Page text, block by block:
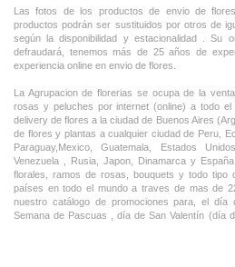
Las fotos de los productos de envio de
productos podrán ser sustituidos por otros de
según la disponibilidad y estacionalidad . Su
defraudará, tenemos más de 25 años de
experiencia online en envio de flores.
La Agrupacion de florerias se ocupa de la
rosas y peluches por internet (online) a todo el
delivery de flores a la ciudad de Buenos Aires
de flores y plantas a cualquier ciudad de Peru,
Paraguay,Mexico, Guatemala, Estados
Venezuela , Rusia, Japon, Dinamarca y
florales, ramos de rosas, bouquets y todo
países en todo el mundo a traves de mas de
nuestro catálogo de promociones para, el día
Semana de Pascuas , día de San Valentín (día